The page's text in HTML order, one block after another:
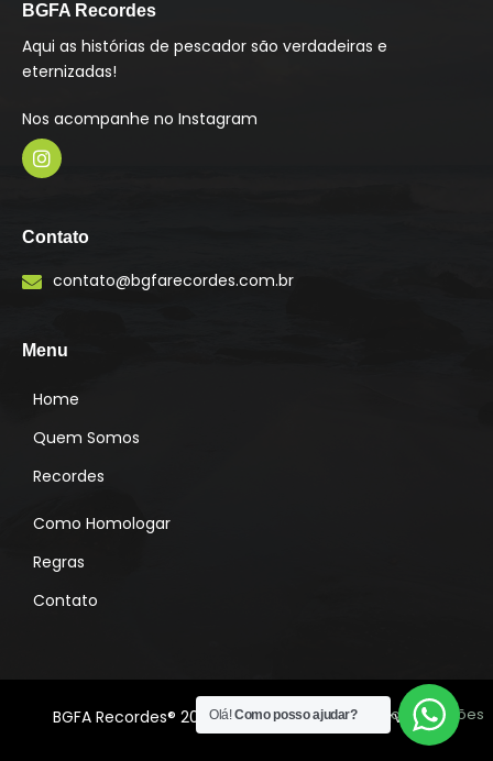
BGFA Recordes
Aqui as histórias de pescador são verdadeiras e
eternizadas!
Nos acompanhe no Instagram
s
t
a
g
m
Contato
contato@bgfarecordes.com.br
Menu
Home
Quem Somos
Recordes
Como Homologar
Regras
Contato
Desenvolvido por: Lado A Soluções
BGFA Recordes® 2022 Todos os direitos reservados
Olá!Como posso ajudar?